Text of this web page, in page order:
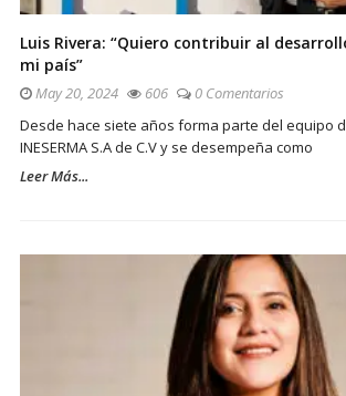
Luis Rivera: “Quiero contribuir al
mi país”
May 20, 2024 606
0 Comentarios
Desde hace siete años forma parte del equipo
INESERMA S.A de C.V y se desempeña como
Leer Más...